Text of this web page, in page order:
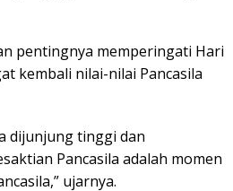
pentingnya memperingati Hari
kembali nilai-nilai Pancasila
dijunjung tinggi dan
Pancasila adalah momen
ujarnya.